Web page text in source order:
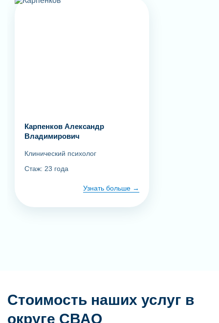
Карпенков Александр
Владимирович
Клинический психолог
Стаж: 23 года
Узнать больше
Стоимость наших услуг в
округе СВАО